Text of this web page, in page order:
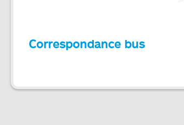
Correspondance bus